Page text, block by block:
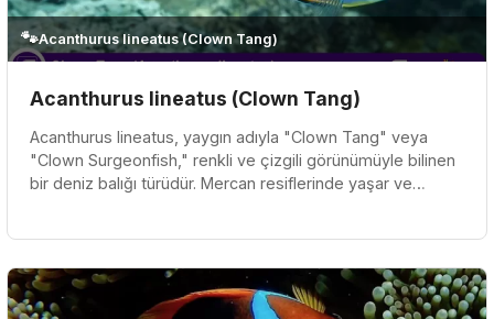
🐾Acanthurus lineatus (Clown Tang)
Acanthurus lineatus (Clown Tang)
Acanthurus lineatus, yaygın adıyla "Clown Tang" veya
"Clown Surgeonfish," renkli ve çizgili görünümüyle bilinen
bir deniz balığı türüdür. Mercan resiflerinde yaşar ve